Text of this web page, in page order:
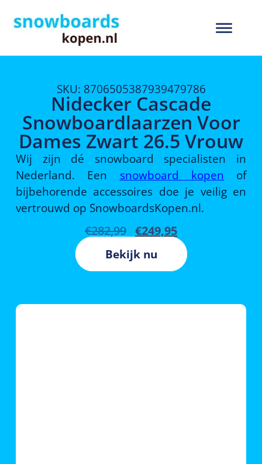
SKU: 8706505387939479786
Nidecker Cascade
Snowboardlaarzen Voor
Dames Zwart 26.5 Vrouw
Wij zijn dé snowboard specialisten in
Nederland. Een snowboard kopen of
bijbehorende accessoires doe je veilig en
vertrouwd op SnowboardsKopen.nl.
€282,99 €249,95
Bekijk nu